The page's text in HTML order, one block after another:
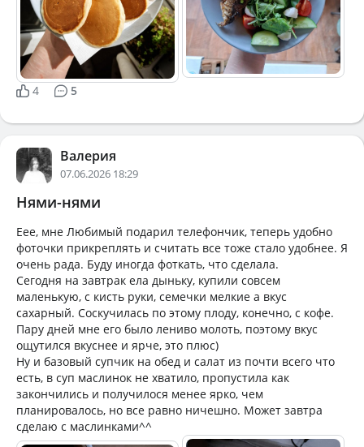
4 5
Валерия
07.06.2026 18:29
Нями-нями
Еее, мне Любимый подарил телефончик, теперь удобно
фоточки прикреплять и считать все тоже стало удобнее. Я
очень рада. Буду иногда фоткать, что сделала.
Сегодня на завтрак ела дыньку, купили совсем
маленькую, с кисть руки, семечки мелкие а вкус
сахарный. Соскучилась по этому плоду, конечно, с кофе.
Пару дней мне его было лениво молоть, поэтому вкус
ощутился вкуснее и ярче, это плюс)
Ну и базовый супчик на обед и салат из почти всего что
есть, в суп маслинок не хватило, пропустила как
закончились и получилося менее ярко, чем
планировалось, но все равно ничешно. Может завтра
сделаю с маслинками^^